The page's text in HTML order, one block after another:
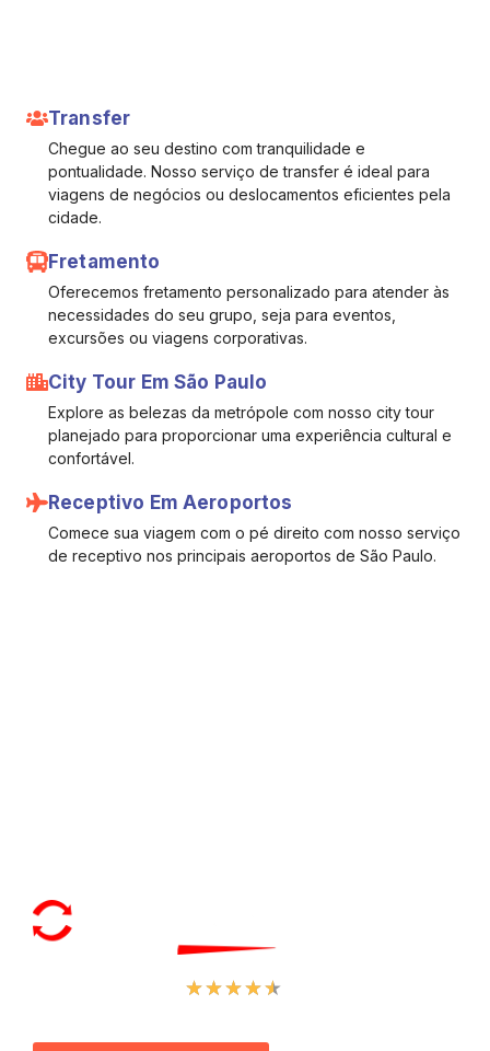
Transfer
Chegue ao seu destino com tranquilidade e
pontualidade. Nosso serviço de transfer é ideal para
viagens de negócios ou deslocamentos eficientes pela
cidade.
Fretamento
Oferecemos fretamento personalizado para atender às
necessidades do seu grupo, seja para eventos,
excursões ou viagens corporativas.
City Tour Em São Paulo
Explore as belezas da metrópole com nosso city tour
planejado para proporcionar uma experiência cultural e
confortável.
Receptivo Em Aeroportos
Comece sua viagem com o pé direito com nosso serviço
de receptivo nos principais aeroportos de São Paulo.
★★★★★